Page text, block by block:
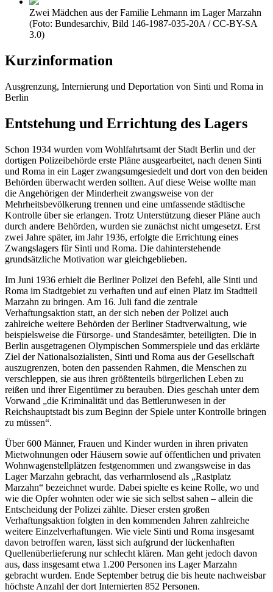
Zwei Mädchen aus der Familie Lehmann im Lager Marzahn
(Foto: Bundesarchiv, Bild 146-1987-035-20A / CC-BY-SA
3.0)
Kurzinformation
Ausgrenzung, Internierung und Deportation von Sinti und Roma in
Berlin
Entstehung und Errichtung des Lagers
Schon 1934 wurden vom Wohlfahrtsamt der Stadt Berlin und der
dortigen Polizeibehörde erste Pläne ausgearbeitet, nach denen Sinti
und Roma in ein Lager zwangsumgesiedelt und dort von den beiden
Behörden überwacht werden sollten. Auf diese Weise wollte man
die Angehörigen der Minderheit zwangsweise von der
Mehrheitsbevölkerung trennen und eine umfassende städtische
Kontrolle über sie erlangen. Trotz Unterstützung dieser Pläne auch
durch andere Behörden, wurden sie zunächst nicht umgesetzt. Erst
zwei Jahre später, im Jahr 1936, erfolgte die Errichtung eines
Zwangslagers für Sinti und Roma. Die dahinterstehende
grundsätzliche Motivation war gleichgeblieben.
Im Juni 1936 erhielt die Berliner Polizei den Befehl, alle Sinti und
Roma im Stadtgebiet zu verhaften und auf einen Platz im Stadtteil
Marzahn zu bringen. Am 16. Juli fand die zentrale
Verhaftungsaktion statt, an der sich neben der Polizei auch
zahlreiche weitere Behörden der Berliner Stadtverwaltung, wie
beispielsweise die Fürsorge- und Standesämter, beteiligten. Die in
Berlin ausgetragenen Olympischen Sommerspiele und das erklärte
Ziel der Nationalsozialisten, Sinti und Roma aus der Gesellschaft
auszugrenzen, boten den passenden Rahmen, die Menschen zu
verschleppen, sie aus ihren größtenteils bürgerlichen Leben zu
reißen und ihrer Eigentümer zu berauben. Dies geschah unter dem
Vorwand „die Kriminalität und das Bettlerunwesen in der
Reichshauptstadt bis zum Beginn der Spiele unter Kontrolle bringen
zu müssen“.
Über 600 Männer, Frauen und Kinder wurden in ihren privaten
Mietwohnungen oder Häusern sowie auf öffentlichen und privaten
Wohnwagenstellplätzen festgenommen und zwangsweise in das
Lager Marzahn gebracht, das verharmlosend als „Rastplatz
Marzahn“ bezeichnet wurde. Dabei spielte es keine Rolle, wo und
wie die Opfer wohnten oder wie sie sich selbst sahen – allein die
Entscheidung der Polizei zählte. Dieser ersten großen
Verhaftungsaktion folgten in den kommenden Jahren zahlreiche
weitere Einzelverhaftungen. Wie viele Sinti und Roma insgesamt
davon betroffen waren, lässt sich aufgrund der lückenhaften
Quellenüberlieferung nur schlecht klären. Man geht jedoch davon
aus, dass insgesamt etwa 1.200 Personen ins Lager Marzahn
gebracht wurden. Ende September betrug die bis heute nachweisbar
höchste Anzahl der dort Internierten 852 Personen.